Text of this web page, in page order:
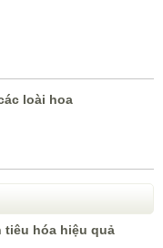
loài hoa
tiêu hóa hiệu quả